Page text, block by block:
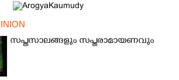
സപ്തസാലങ്ങളും സപ്തരാമായണവും